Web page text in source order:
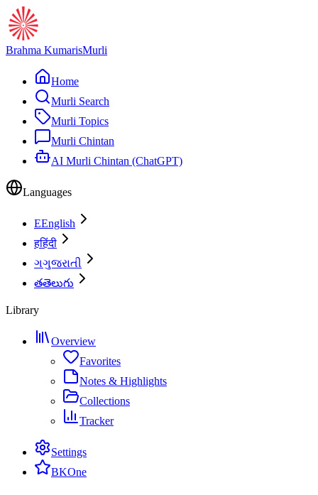
Brahma KumarisMurli
Home
Murli Search
Murli Topics
Murli Chintan
AI Murli Chintan (ChatGPT)
Languages
EEnglish
हहिंदी
ગગુજરાતી
తతెలుగు
Library
Overview
Favorites
Notes & Highlights
Collections
Tracker
Settings
BKOne